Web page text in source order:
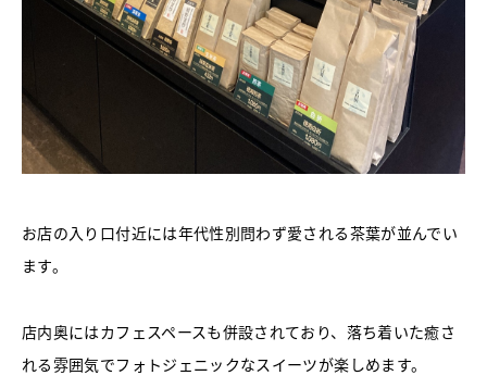
お店の入り口付近には年代性別問わず愛される茶葉が並んでい
ます。
店内奥にはカフェスペースも併設されており、落ち着いた癒さ
れる雰囲気でフォトジェニックなスイーツが楽しめます。